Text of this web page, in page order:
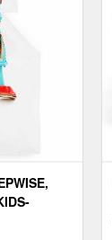
DE PAT,